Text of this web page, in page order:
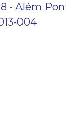
- Além
004